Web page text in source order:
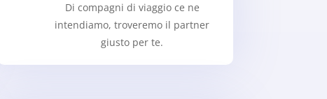
Di compagni di viaggio ce ne
intendiamo, troveremo il partner
giusto per te.